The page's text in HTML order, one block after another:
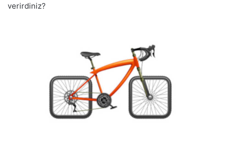
verirdiniz?